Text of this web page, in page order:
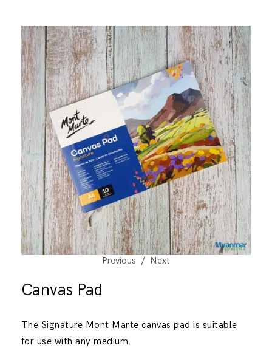
Previous Next
Canvas Pad
The Signature Mont Marte canvas pad is suitable
for use with any medium.